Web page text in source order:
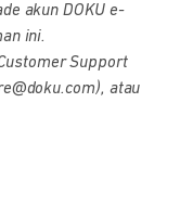
akun DOKU e-
ini.
Support
atau